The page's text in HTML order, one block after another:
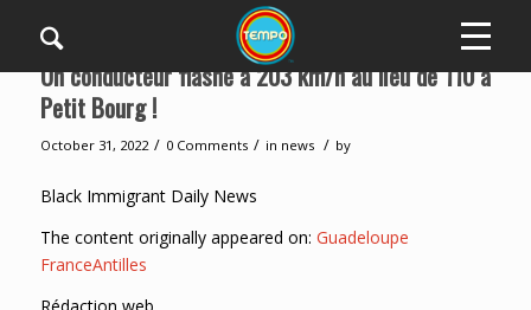
Un conducteur flashé à 203 km/h au lieu de 110 à
Petit Bourg !
October 31, 2022 / 0 Comments / in news / by
Black Immigrant Daily News
The content originally appeared on: Guadeloupe
FranceAntilles
Rédaction web